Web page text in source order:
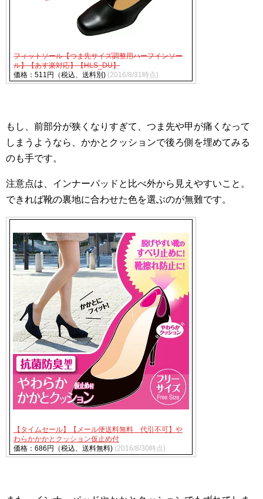
フィットソール【つま先サイズ調整用ハーフインソー
ル】【あす楽対応】【HLS_DU】
価格：511円（税込、送料別) (2016/8/31時点)
もし、前部分が狭くなりすぎて、つま先や甲が痛くなって
しまうようなら、かかとクッションで後ろ側を埋めてみる
のも手です。
注意点は、インナーパッドと比べ外から見えやすいこと。
できれば靴の裏地に合わせた色を選ぶのが無難です。
【タイムセール】【メール便送料無料 代引不可】や
わらかかかとクッション仮止め付
価格：686円（税込、送料無料) (2016/8/30時点)